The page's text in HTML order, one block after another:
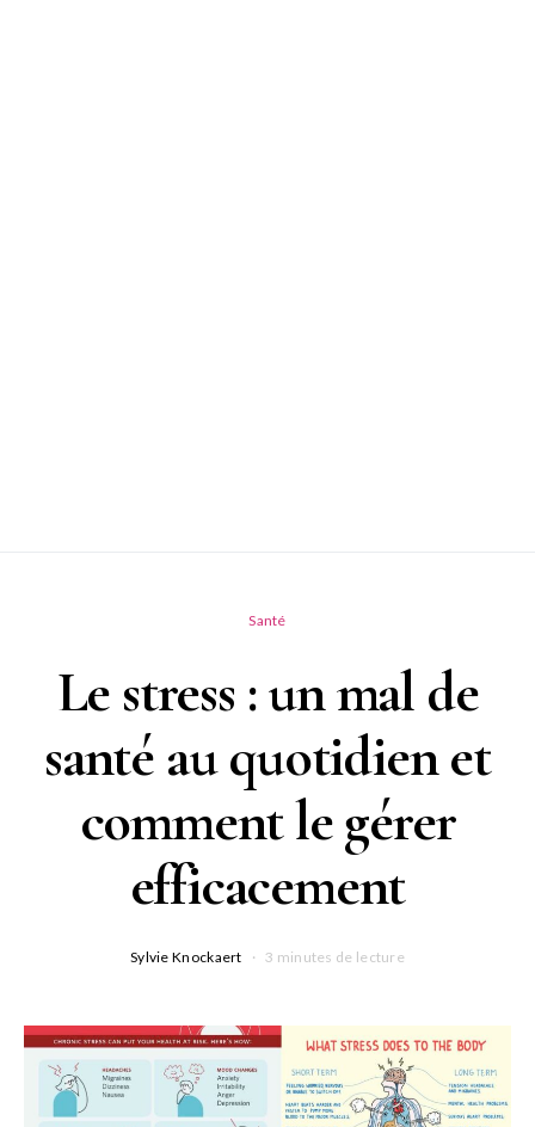
Santé
Le stress : un mal de
santé au quotidien et
comment le gérer
efficacement
Sylvie Knockaert 3 minutes de lecture